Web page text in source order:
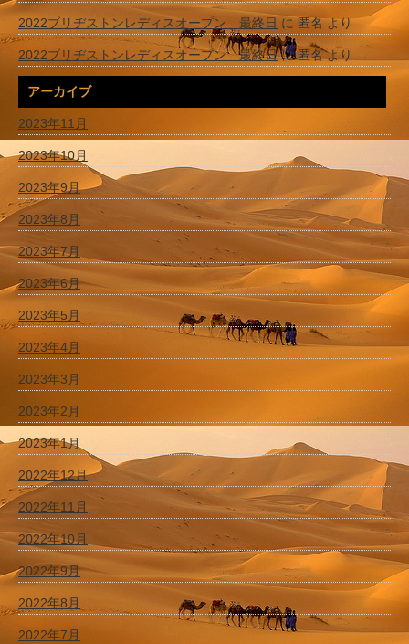
2022ブリヂストンレディスオープン 最終日 に匿名より
2022ブリヂストンレディスオープン 最終日に匿名より
アーカイブ
2023年11月
2023年10月
2023年9月
2023年8月
2023年7月
2023年6月
2023年5月
2023年4月
2023年3月
2023年2月
2023年1月
2022年12月
2022年11月
2022年10月
2022年9月
2022年8月
2022年7月